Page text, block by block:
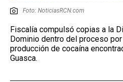
Foto: NoticiasRCN.com
Fiscalía compulsó copias a la
Dominio dentro del proceso
producción de cocaína
Guasca.